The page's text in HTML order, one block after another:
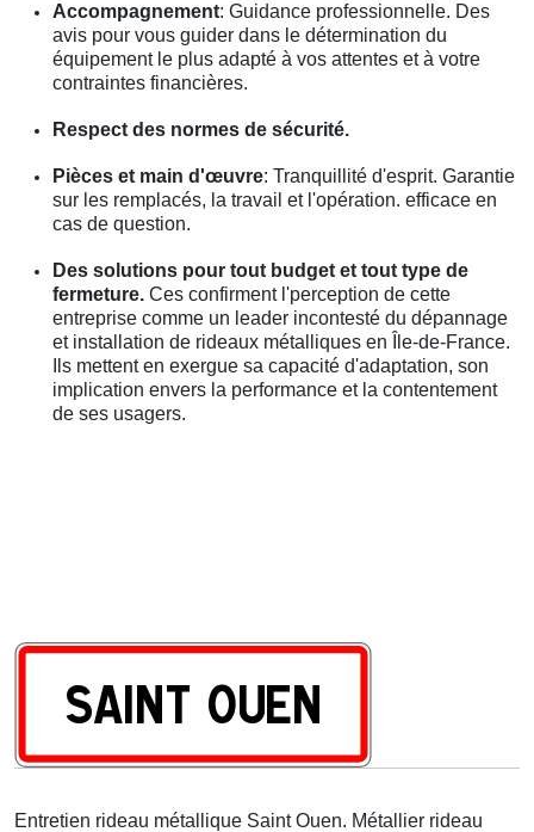
Accompagnement: Guidance professionnelle. Des
avis pour vous guider dans le détermination du
équipement le plus adapté à vos attentes et à votre
contraintes financières.
Respect des normes de sécurité.
Pièces et main d'œuvre: Tranquillité d'esprit. Garantie
sur les remplacés, la travail et l'opération. efficace en
cas de question.
Des solutions pour tout budget et tout type de
fermeture. Ces confirment l'perception de cette
entreprise comme un leader incontesté du dépannage
et installation de rideaux métalliques en Île-de-France.
Ils mettent en exergue sa capacité d'adaptation, son
implication envers la performance et la contentement
de ses usagers.
Entretien rideau métallique Saint Ouen. Métallier rideau